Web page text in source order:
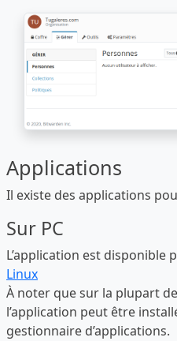
Applications
Il existe des applications
Sur PC
L’application est disponible
Linux
À noter que sur la plupart
l’application peut être
gestionnaire d’applications.